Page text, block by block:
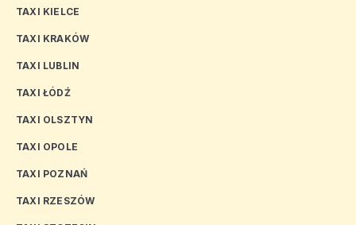
TAXI KIELCE
TAXI KRAKÓW
TAXI LUBLIN
TAXI ŁÓDŹ
TAXI OLSZTYN
TAXI OPOLE
TAXI POZNAŃ
TAXI RZESZÓW